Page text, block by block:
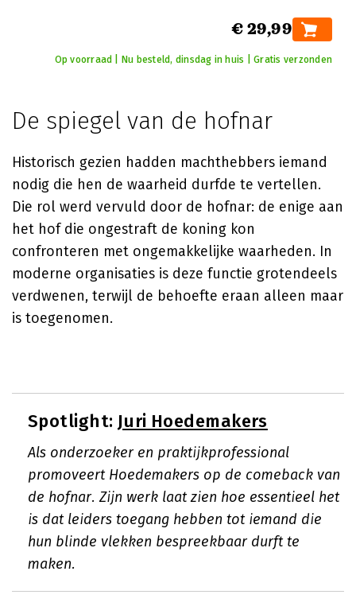
€ 29,99
Op voorraad | Nu besteld, dinsdag in huis | Gratis verzonden
De spiegel van de hofnar
Historisch gezien hadden machthebbers iemand
nodig die hen de waarheid durfde te vertellen.
Die rol werd vervuld door de hofnar: de enige aan
het hof die ongestraft de koning kon
confronteren met ongemakkelijke waarheden. In
moderne organisaties is deze functie grotendeels
verdwenen, terwijl de behoefte eraan alleen maar
is toegenomen.
Spotlight: Juri Hoedemakers
Als onderzoeker en praktijkprofessional
promoveert Hoedemakers op de comeback van
de hofnar. Zijn werk laat zien hoe essentieel het
is dat leiders toegang hebben tot iemand die
hun blinde vlekken bespreekbaar durft te
maken.